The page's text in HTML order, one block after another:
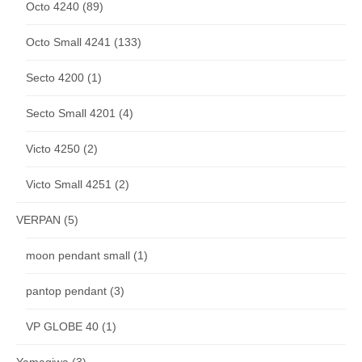
Octo 4240 (89)
Octo Small 4241 (133)
Secto 4200 (1)
Secto Small 4201 (4)
Victo 4250 (2)
Victo Small 4251 (2)
VERPAN (5)
moon pendant small (1)
pantop pendant (3)
VP GLOBE 40 (1)